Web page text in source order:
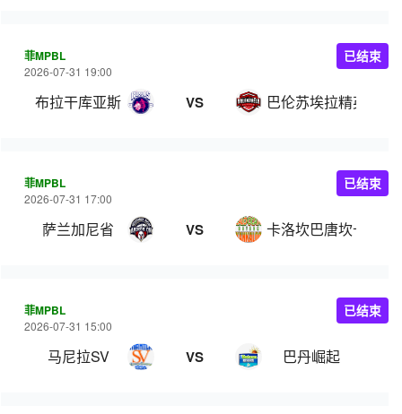
菲MPBL
2026-07-31 19:00
布拉干库亚斯 VS 巴伦苏埃拉精英
已结束
菲MPBL
2026-07-31 17:00
萨兰加尼省 VS 卡洛坎巴唐坎卡洛
已结束
菲MPBL
2026-07-31 15:00
马尼拉SV VS 巴丹崛起
已结束